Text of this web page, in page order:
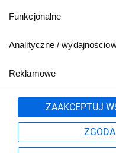
Funkcjonalne
Analityczne /
Reklamowe
ZAAKCEPTUJ
801 500